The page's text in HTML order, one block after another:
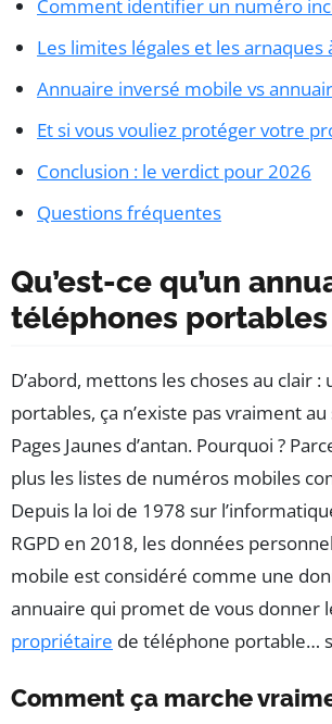
Comment identifier un numéro
Les limites légales et les arnaques
Annuaire inversé mobile vs
Et si vous vouliez protéger votre
Conclusion : le verdict pour 2026
Questions fréquentes
Qu’est-ce qu’un
téléphones portables
D’abord, mettons les choses au clair
portables, ça n’existe pas vraiment
Pages Jaunes d’antan. Pourquoi ?
plus les listes de numéros mobiles
Depuis la loi de 1978 sur
RGPD en 2018, les données
mobile est considéré comme une
annuaire qui promet de vous donner
propriétaire de téléphone portable…
Comment ça marche